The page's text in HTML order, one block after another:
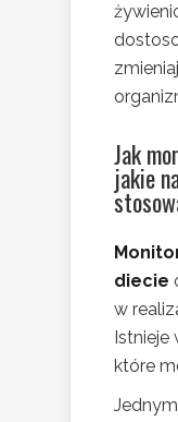
Jak
jakie
diecie
w
Istnieje
które